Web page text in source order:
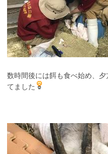
数時間後には餌も食べ始め、
てました